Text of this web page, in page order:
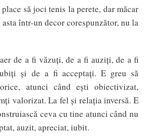
să joci tenis la perete, dar măcar
într-un decor corespunzător, nu la
de a fi văzuți, de a fi auziți, de a fi
și de a fi acceptați. E greu să
atunci când ești obiectivizat,
valorizat. La fel și relația inversă. E
ceva cu tine atunci când nu
auzit, apreciat, iubit.